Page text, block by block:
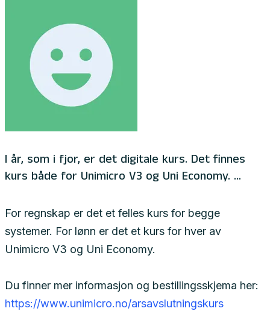
I år, som i fjor, er det digitale kurs. Det finnes
kurs både for Unimicro V3 og Uni Economy. ...
For regnskap er det et felles kurs for begge
systemer. For lønn er det et kurs for hver av
Unimicro V3 og Uni Economy.
Du finner mer informasjon og bestillingsskjema her:
https://www.unimicro.no/arsavslutningskurs